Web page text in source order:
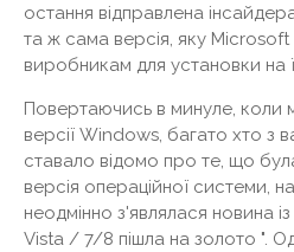
остання відправлена
та ж сама версія, яку
виробникам для установки на
Повертаючись в минуле, коли
версії Windows, багато хто з
ставало відомо про те, що
версія операційної системи,
неодмінно з'являлася новина
Vista / 7/8 пішла на золото ".